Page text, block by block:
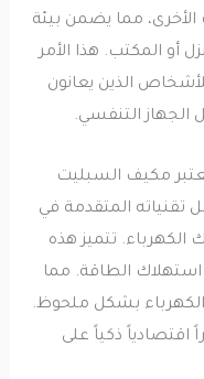
مما يضمن بيئة
هذا الأمر
الذين يعانون
التنفسي.
مكيف السبليت
المتقدمة في
تتميز هذه
الطاقة. مما
بشكل ملحوظ.
ذكياً على